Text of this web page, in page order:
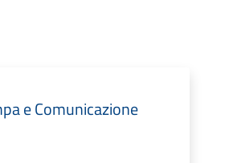
e Comunicazione